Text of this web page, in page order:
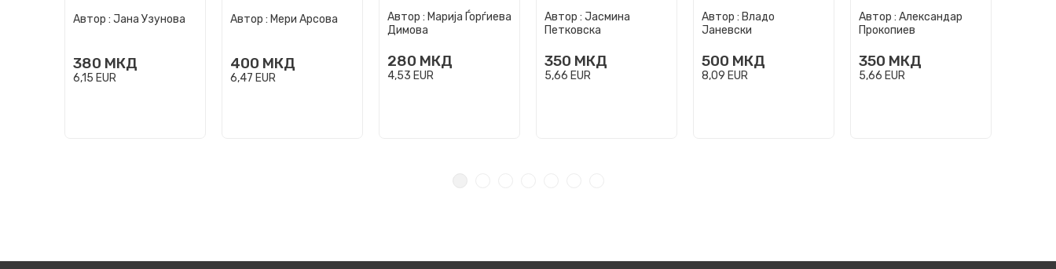
Автор : Јана Узунова
380 МКД
6,15 EUR
Автор : Мери Арсова
400 МКД
6,47 EUR
Автор : Марија Ѓорѓиева
Димова
280 МКД
4,53 EUR
даде се
Автор : Јасмина
Петковска
350 МКД
5,66 EUR
Автор : Владо
Јаневски
500 МКД
8,09 EUR
Автор : Александар
Прокопиев
350 МКД
5,66 EUR